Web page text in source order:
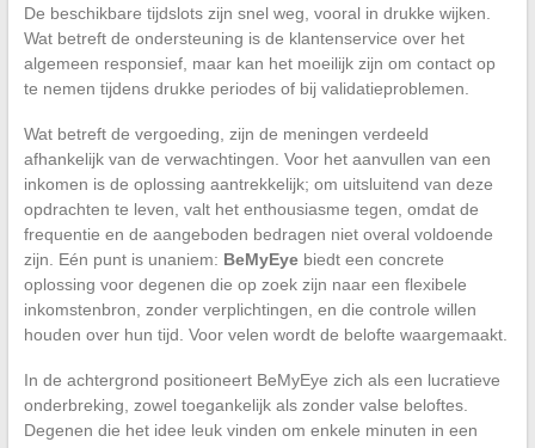
De beschikbare tijdslots zijn snel weg, vooral in drukke wijken.
Wat betreft de ondersteuning is de klantenservice over het
algemeen responsief, maar kan het moeilijk zijn om contact op
te nemen tijdens drukke periodes of bij validatieproblemen.
Wat betreft de vergoeding, zijn de meningen verdeeld
afhankelijk van de verwachtingen. Voor het aanvullen van een
inkomen is de oplossing aantrekkelijk; om uitsluitend van deze
opdrachten te leven, valt het enthousiasme tegen, omdat de
frequentie en de aangeboden bedragen niet overal voldoende
zijn. Eén punt is unaniem: BeMyEyebiedt een concrete
oplossing voor degenen die op zoek zijn naar een flexibele
inkomstenbron, zonder verplichtingen, en die controle willen
houden over hun tijd. Voor velen wordt de belofte waargemaakt.
In de achtergrond positioneert BeMyEye zich als een lucratieve
onderbreking, zowel toegankelijk als zonder valse beloftes.
Degenen die het idee leuk vinden om enkele minuten in een